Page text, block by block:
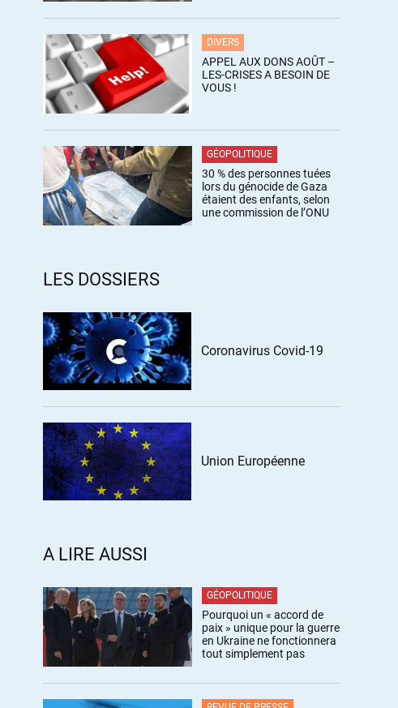
DIVERS
APPEL AUX DONS AOÛT –
LES-CRISES A BESOIN DE
VOUS !
GÉOPOLITIQUE
30 % des personnes tuées
lors du génocide de Gaza
étaient des enfants, selon
une commission de l’ONU
LES DOSSIERS
Coronavirus Covid-19
Union Européenne
A LIRE AUSSI
GÉOPOLITIQUE
Pourquoi un « accord de
paix » unique pour la guerre
en Ukraine ne fonctionnera
tout simplement pas